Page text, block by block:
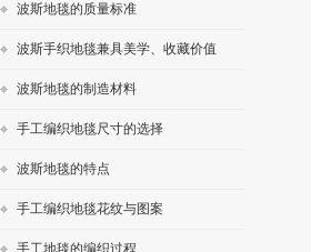
波斯地毯的质量标准
波斯手织地毯兼具美学、收藏价值
波斯地毯的制造材料
手工编织地毯尺寸的选择
波斯地毯的特点
手工编织地毯花纹与图案
手工地毯的编织过程